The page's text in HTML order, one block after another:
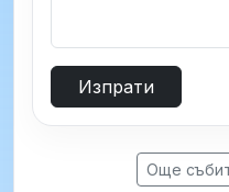
Изпрати
Още